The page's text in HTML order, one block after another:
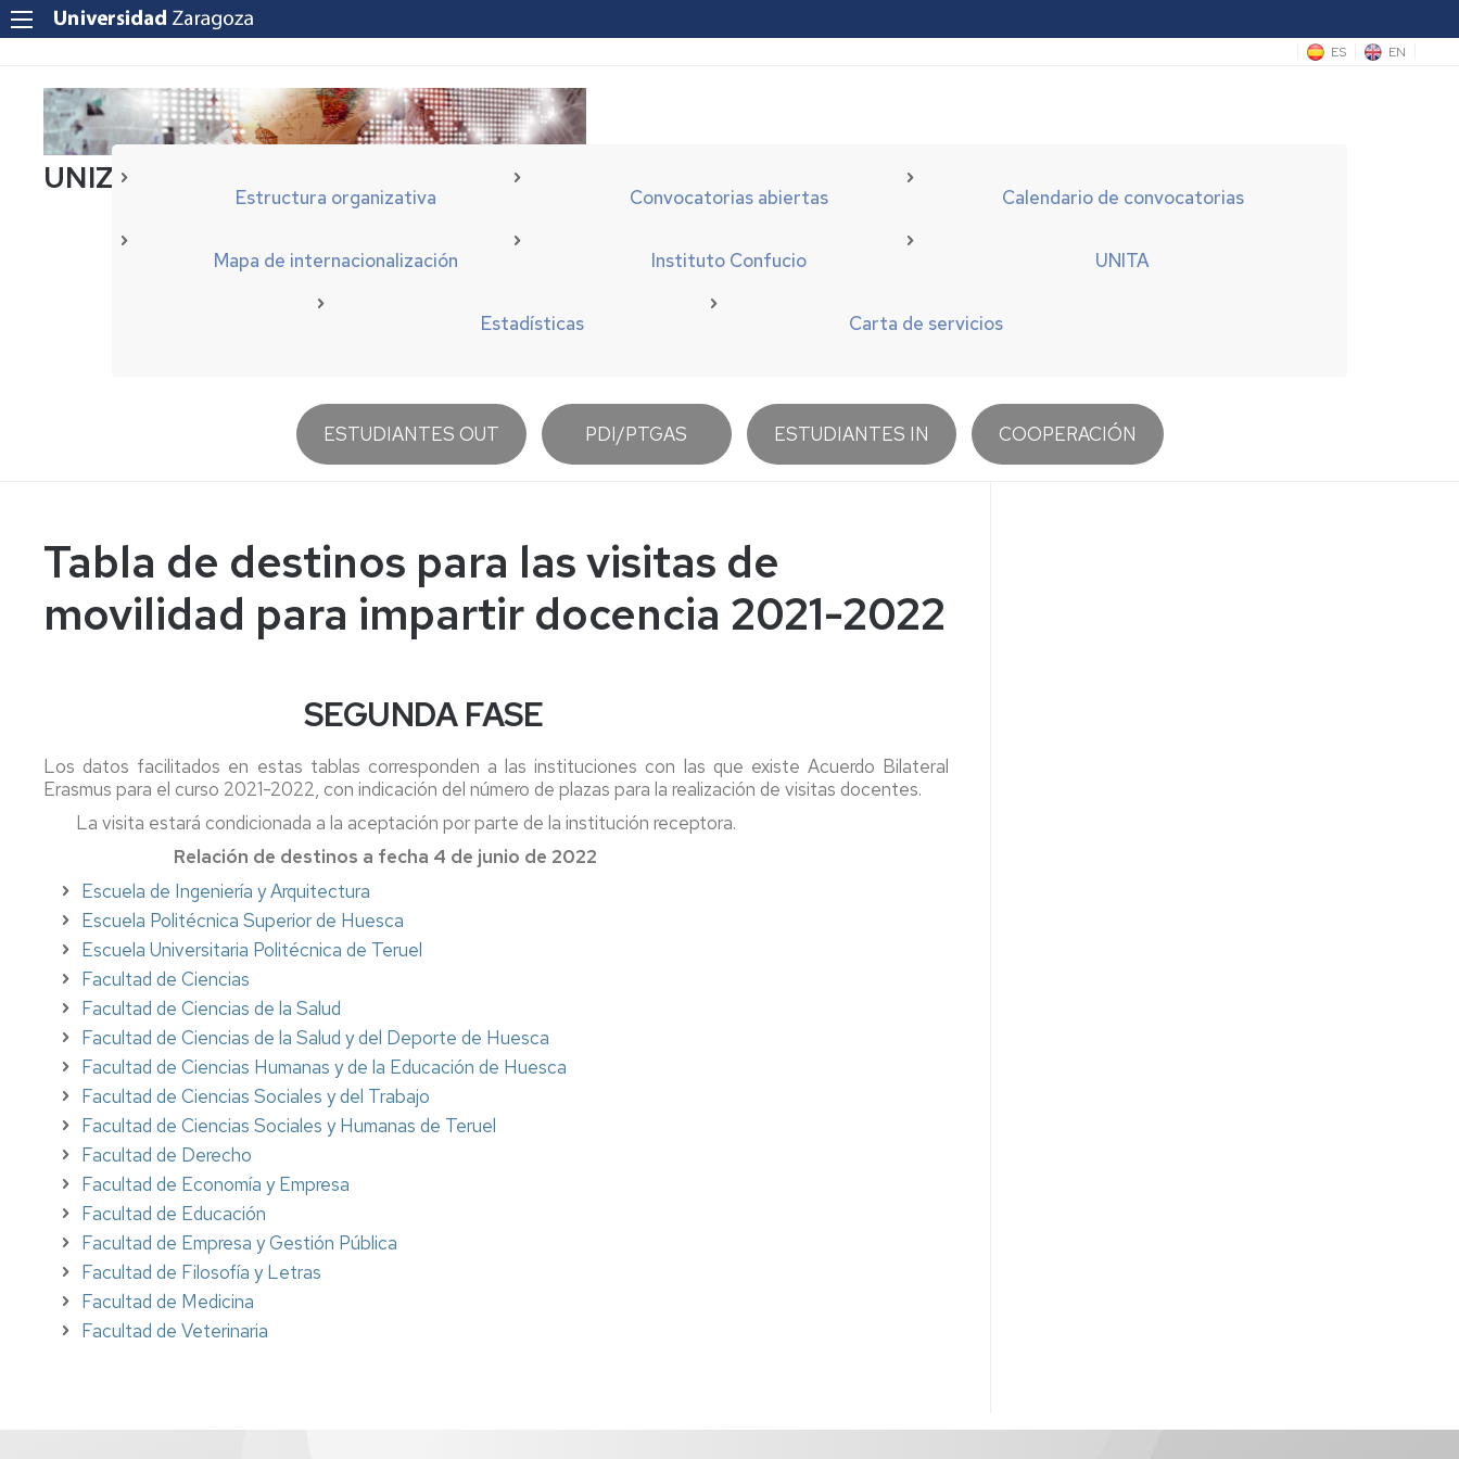
ES EN
UNIZAR Internacionalización
Estructura organizativa Convocatorias abiertas Calendario de convocatorias
Mapa de internacionalización Instituto Confucio UNITA
Estadísticas Carta de servicios
ESTUDIANTES OUT PDI/PTGAS ESTUDIANTES IN COOPERACIÓN
Tabla de destinos para las visitas de
movilidad para impartir docencia 2021-2022
SEGUNDA FASE
Los datos facilitados en estas tablas corresponden a las instituciones con las que existe Acuerdo Bilateral
Erasmus para el curso 2021-2022, con indicación del número de plazas para la realización de visitas docentes.
La visita estará condicionada a la aceptación por parte de la institución receptora.
Relación de destinos a fecha 4 de junio de 2022
Escuela de Ingeniería y Arquitectura
Escuela Politécnica Superior de Huesca
Escuela Universitaria Politécnica de Teruel
Facultad de Ciencias
Facultad de Ciencias de la Salud
Facultad de Ciencias de la Salud y del Deporte de Huesca
Facultad de Ciencias Humanas y de la Educación de Huesca
Facultad de Ciencias Sociales y del Trabajo
Facultad de Ciencias Sociales y Humanas de Teruel
Facultad de Derecho
Facultad de Economía y Empresa
Facultad de Educación
Facultad de Empresa y Gestión Pública
Facultad de Filosofía y Letras
Facultad de Medicina
Facultad de Veterinaria